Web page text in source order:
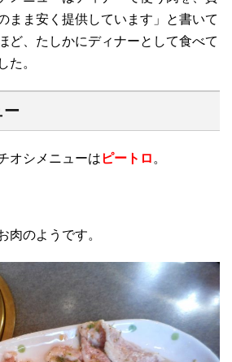
まま安く提供しています」と書いて
ど、たしかにディナーとして食べて
た。
ー
オシメニューは ピートロ 。
肉のようです。